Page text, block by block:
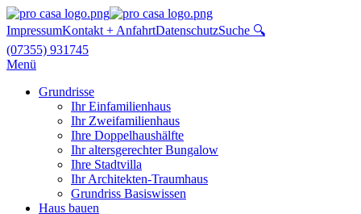
ImpressumKontakt + AnfahrtDatenschutzSuche 🔍
(07355) 931745
Menü
Grundrisse
Ihr Einfamilienhaus
Ihr Zweifamilienhaus
Ihre Doppelhaushälfte
Ihr altersgerechter Bungalow
Ihre Stadtvilla
Ihr Architekten-Traumhaus
Grundriss Basiswissen
Haus bauen